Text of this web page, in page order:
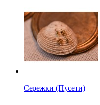
Сережки (Пусети)